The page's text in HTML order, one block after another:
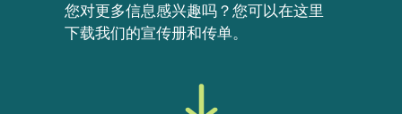
您对更多信息感兴趣吗？您可以在这里
下载我们的宣传册和传单。